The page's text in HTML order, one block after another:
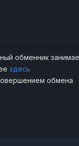
обменник
здесь
обмена